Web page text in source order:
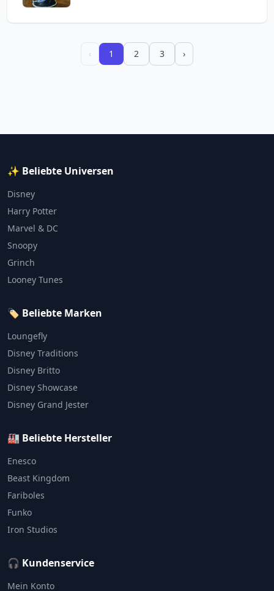
‹ 1 2 3 ›
✨ Beliebte Universen
Disney
Harry Potter
Marvel & DC
Snoopy
Grinch
Looney Tunes
🏷️ Beliebte Marken
Loungefly
Disney Traditions
Disney Britto
Disney Showcase
Disney Grand Jester
🏭 Beliebte Hersteller
Enesco
Beast Kingdom
Fariboles
Funko
Iron Studios
🎧 Kundenservice
Mein Konto